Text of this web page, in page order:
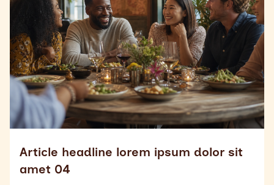
Article headline lorem ipsum dolor sit
amet 04